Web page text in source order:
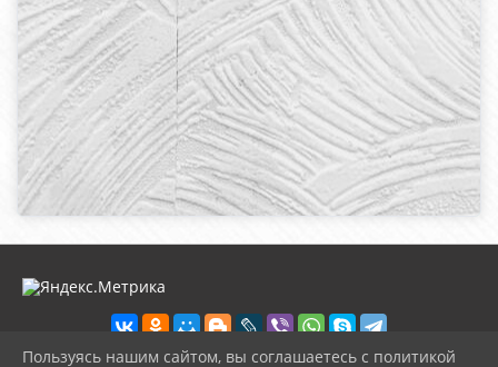
Пользуясь нашим сайтом, вы соглашаетесь с политикой